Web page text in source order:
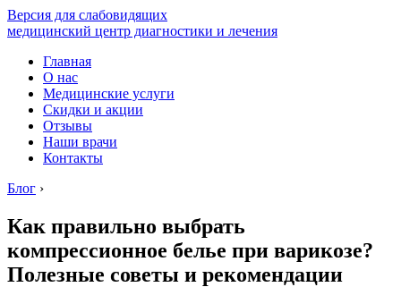
Версия для слабовидящих
медицинский центр диагностики и лечения
Главная
О нас
Медицинские услуги
Скидки и акции
Отзывы
Наши врачи
Контакты
Блог ›
Как правильно выбрать
компрессионное белье при варикозе?
Полезные советы и рекомендации